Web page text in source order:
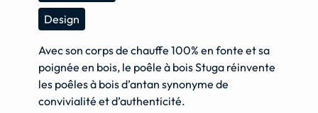
Design
Avec son corps de chauffe 100% en fonte et sa
poignée en bois, le poêle à bois Stuga réinvente
les poêles à bois d’antan synonyme de
convivialité et d’authenticité.